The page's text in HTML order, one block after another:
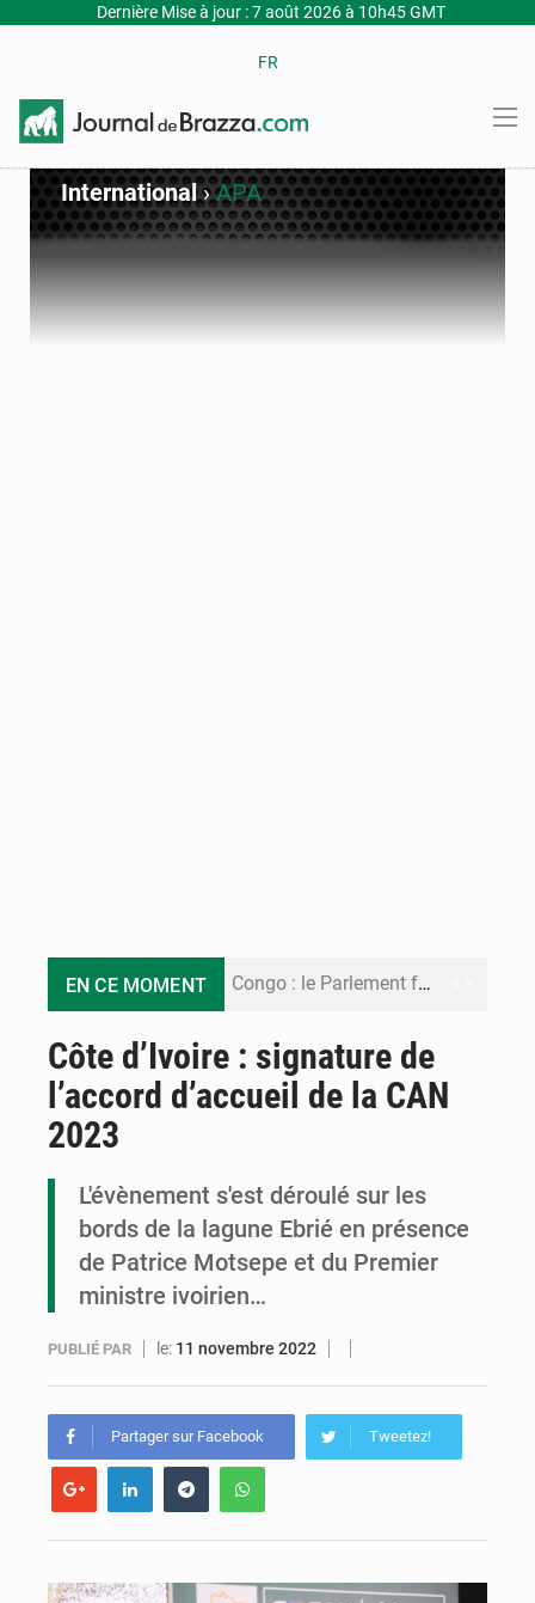
Dernière Mise à jour : 7 août 2026 à 10h45 GMT
FR
International›APA
EN CE MOMENT Congo : le Parlement formule 28 recommandations sur le Cadre budgétaire 2027-2029
Congo : la Grande foire agricole pour renforcer la souveraineté alimentaire
Le Congo se dote d’un programme national pour valoriser les produits forestiers non ligneux
Côte d’Ivoire : signature de
l’accord d’accueil de la CAN
2023
L'évènement s'est déroulé sur les
bords de la lagune Ebrié en présence
de Patrice Motsepe et du Premier
ministre ivoirien…
PUBLIÉ PAR le: 11 novembre 2022
Partager sur Facebook Tweetez!